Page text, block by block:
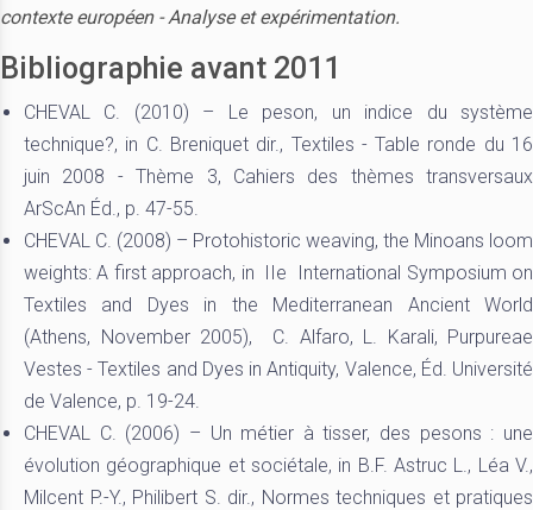
contexte européen - Analyse et expérimentation.
Bibliographie avant 2011
CHEVAL C. (2010) – Le peson, un indice du système
technique?, in C. Breniquet dir., Textiles - Table ronde du 16
juin 2008 - Thème 3, Cahiers des thèmes transversaux
ArScAn Éd., p. 47-55.
CHEVAL C. (2008) – Protohistoric weaving, the Minoans loom
weights: A first approach, in IIe International Symposium on
Textiles and Dyes in the Mediterranean Ancient World
(Athens, November 2005), C. Alfaro, L. Karali, Purpureae
Vestes - Textiles and Dyes in Antiquity, Valence, Éd. Université
de Valence, p. 19-24.
CHEVAL C. (2006) – Un métier à tisser, des pesons : une
évolution géographique et sociétale, in B.F. Astruc L., Léa V.,
Milcent P.-Y., Philibert S. dir., Normes techniques et pratiques